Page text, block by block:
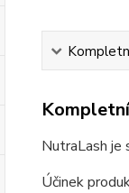
NutraLash je
Účinek